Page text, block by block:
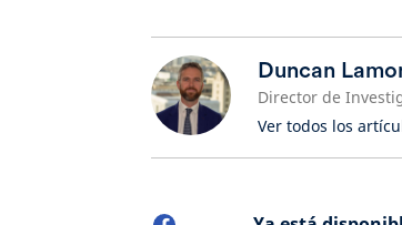
Duncan
Ver todos los